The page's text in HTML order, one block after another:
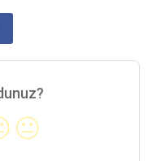
😐